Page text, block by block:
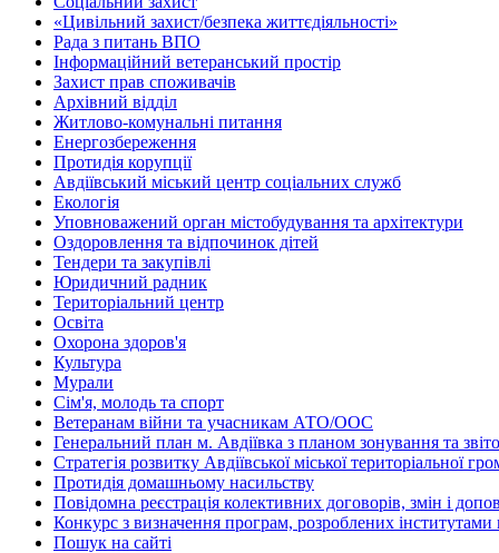
«Цивільний захист/безпека життєдіяльності»
Рада з питань ВПО
Інформаційний ветеранський простір
Захист прав споживачів
Архівний відділ
Житлово-комунальні питання
Енергозбереження
Протидія корупції
Авдіївський міський центр соціальних служб
Екологія
Уповноважений орган містобудування та архітектури
Оздоровлення та відпочинок дітей
Тендери та закупівлі
Юридичний радник
Територіальний центр
Освіта
Охорона здоров'я
Культура
Мурали
Сім'я, молодь та спорт
Ветеранам війни та учасникам АТО/ООС
Генеральний план м. Авдіївка з планом зонування та
Стратегія розвитку Авдіївської міської територіальної
Протидія домашньому насильству
Повідомна реєстрація колективних договорів, змін і
Конкурс з визначення програм, розроблених інститутами
Пошук на сайті